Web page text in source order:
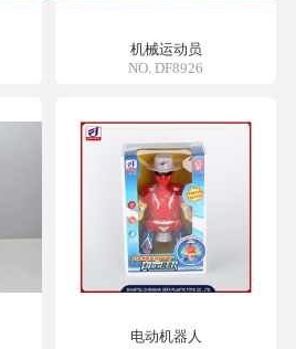
机械运动员
NO. DF8926
电动机器人